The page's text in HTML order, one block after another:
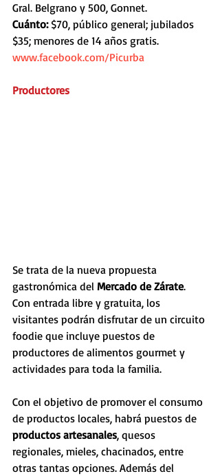
Gral. Belgrano y 500, Gonnet.
Cuánto: $70, público general; jubilados
$35; menores de 14 años gratis.
www.facebook.com/Picurba
Productores
Se trata de la nueva propuesta
gastronómica del Mercado de Zárate.
Con entrada libre y gratuita, los
visitantes podrán disfrutar de un circuito
foodie que incluye puestos de
productores de alimentos gourmet y
actividades para toda la familia.
Con el objetivo de promover el consumo
de productos locales, habrá puestos de
productos artesanales, quesos
regionales, mieles, chacinados, entre
otras tantas opciones. Además del